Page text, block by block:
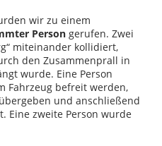
wir zu einem
Person gerufen. Zwei
miteinander kollidiert,
den Zusammenprall in
wurde. Eine Person
Fahrzeug befreit werden,
und anschließend
Eine zweite Person wurde